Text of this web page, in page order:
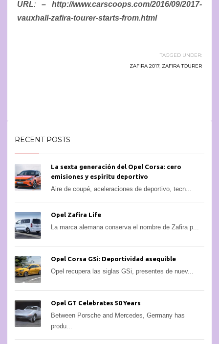
URL: – http://www.carscoops.com/2016/09/2017-
vauxhall-zafira-tourer-starts-from.html
TAGGED UNDER:
ZAFIRA 2017 ZAFIRA TOURER
RECENT POSTS
La sexta generación del Opel Corsa: cero
emisiones y espíritu deportivo
Aire de coupé, aceleraciones de deportivo, tecn...
Opel Zafira Life
La marca alemana conserva el nombre de Zafira p...
Opel Corsa GSi: Deportividad asequible
Opel recupera las siglas GSi, presentes de nuev...
Opel GT Celebrates 50 Years
Between Porsche and Mercedes, Germany has
produ...